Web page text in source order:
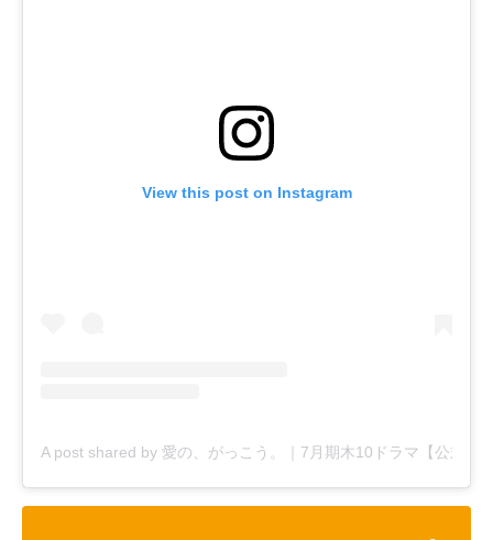
View this post on Instagram
A post shared by 愛の、がっこう。｜7月期木10ドラマ【公式】